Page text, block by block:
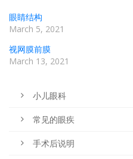
眼睛结构
March 5, 2021
视网膜前膜
March 13, 2021
小儿眼科
常见的眼疾
手术后说明